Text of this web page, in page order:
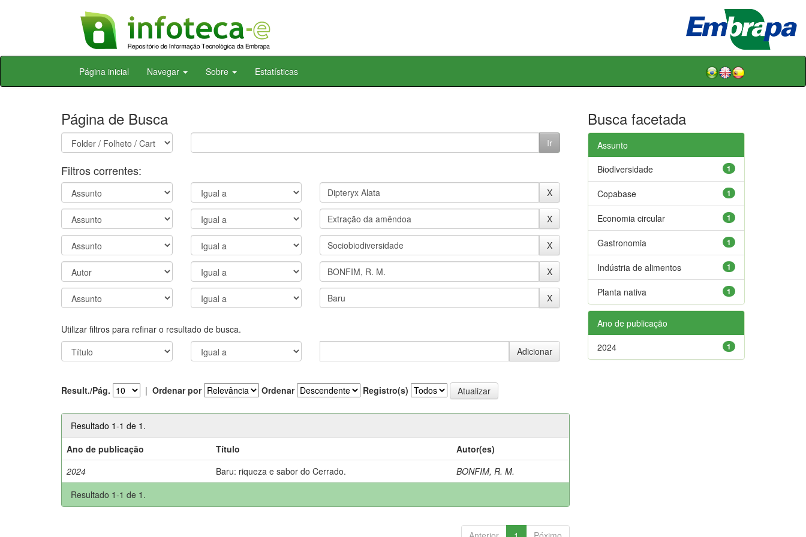
Skip
Página inicial Navegar Sobre Estatísticas
Página de Busca
Filtros correntes:
Utilizar filtros para refinar o resultado de busca.
Result./Pág. | Ordenar por Ordenar Registro(s)
Resultado 1-1 de 1.
Ano de publicação
Título
Autor(es)
2024
Baru: riqueza e sabor do Cerrado.
BONFIM, R. M.
Resultado 1-1 de 1.
Busca facetada
Assunto
1
Biodiversidade
1
Copabase
1
Economia circular
1
Gastronomia
1
Indústria de alimentos
1
Planta nativa
Ano de publicação
1
2024